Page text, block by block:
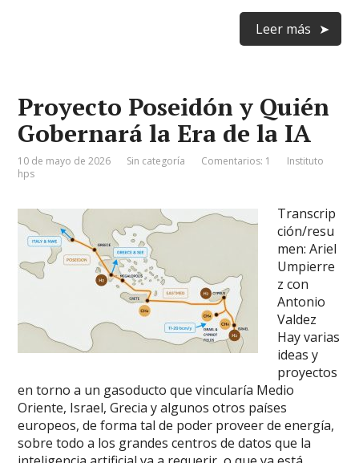
Leer más
Proyecto Poseidón y Quién
Gobernará la Era de la IA
10 de mayo de 2026 Sin categoría Comentarios: 1
Instituto
hps
Transcrip
ción/resu
men: Ariel
Umpierre
z con
Antonio
Valdez
Hay varias
ideas y
proyectos
en torno a un gasoducto que vincularía Medio
Oriente, Israel, Grecia y algunos otros países
europeos, de forma tal de poder proveer de energía,
sobre todo a los grandes centros de datos que la